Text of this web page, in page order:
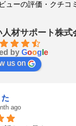
ューの評価・クチコ
人材サポート株式
by Goog e
us on
ago